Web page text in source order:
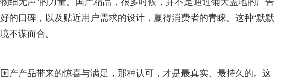
的口碑，以及贴近用户需求的设计，赢得消费者的青睐。这种“默默
不谋而合。
产产品带来的惊喜与满足，那种认可，才是最真实、最持久的。这